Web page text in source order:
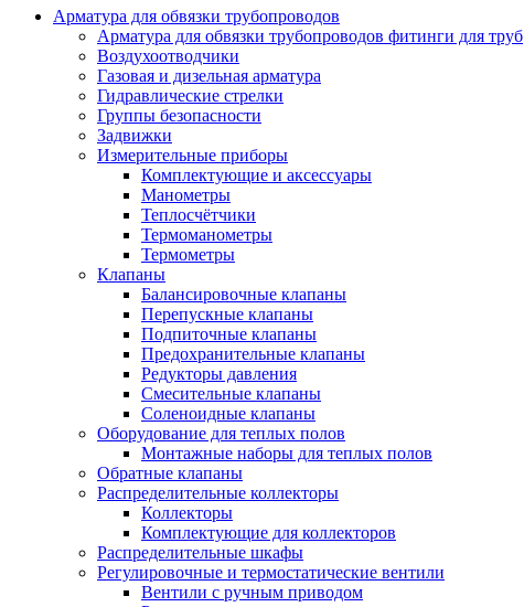
Арматура для обвязки трубопроводов
Арматура для обвязки трубопроводов фитинги для труб
Воздухоотводчики
Газовая и дизельная арматура
Гидравлические стрелки
Группы безопасности
Задвижки
Измерительные приборы
Комплектующие и аксессуары
Манометры
Теплосчётчики
Термоманометры
Термометры
Клапаны
Балансировочные клапаны
Перепускные клапаны
Подпиточные клапаны
Предохранительные клапаны
Редукторы давления
Смесительные клапаны
Соленоидные клапаны
Оборудование для теплых полов
Монтажные наборы для теплых полов
Обратные клапаны
Распределительные коллекторы
Коллекторы
Комплектующие для коллекторов
Распределительные шкафы
Регулировочные и термостатические вентили
Вентили с ручным приводом